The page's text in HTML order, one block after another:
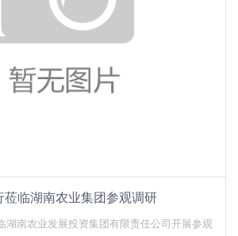
莅临湖南农业集团参观调研
湖南农业发展投资集团有限责任公司开展参观